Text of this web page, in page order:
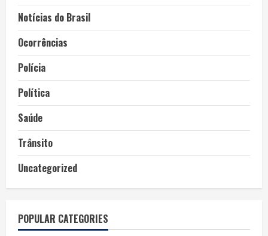
Notícias do Brasil
Ocorrências
Polícia
Política
Saúde
Trânsito
Uncategorized
POPULAR CATEGORIES